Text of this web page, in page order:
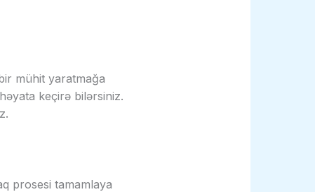
mühit yaratmağa
keçirə bilərsiniz.
prosesi tamamlaya